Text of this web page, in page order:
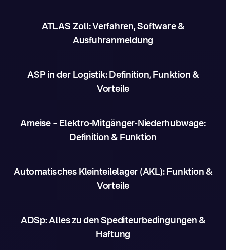
ATLAS Zoll: Verfahren, Software &
Ausfuhranmeldung
ASP in der Logistik: Definition, Funktion &
Vorteile
Ameise – Elektro-Mitgänger-Niederhubwage:
Definition & Funktion
Automatisches Kleinteilelager (AKL): Funktion &
Vorteile
ADSp: Alles zu den Spediteurbedingungen &
Haftung